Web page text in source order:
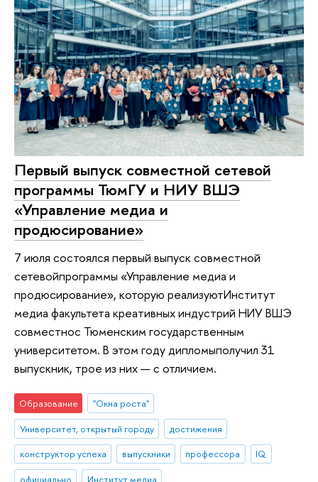
Первый выпуск совместной сетевой
программы ТюмГУ и НИУ ВШЭ
«Управление медиа и
продюсирование»
7 июля состоялся первый выпуск совместной
сетевойпрограммы «Управление медиа и
продюсирование», которую реализуютИнститут
медиа факультета креативных индустрий НИУ ВШЭ
совместнос Тюменским государственным
университетом. В этом году дипломыполучил 31
выпускник, трое из них — с отличием.
Образование
"Окна роста"
Университет, открытый городу
достижения
конструктор успеха
выпускники профессора
IQ
официально
Институт медиа